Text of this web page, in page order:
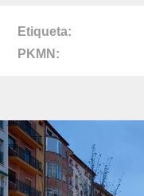
Etiqueta
PKMN